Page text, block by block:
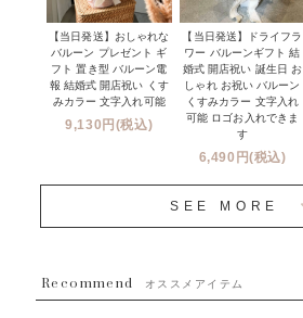
デコレーションセット
プロップスバルーン
オプション
成人式・卒業式・入学式バルーンブーケ
その他お祝い
クリスマス
新商品
~３０００円
~５５００円
セミオーダーについて
フリンジバルーンについて
コンフェッティバルーンについて
ハワイウェディングサービス
【当日発送】おしゃれな
バルーン プレゼント ギ
フト 置き型 バルーン電
報 結婚式 開店祝い くす
みカラー 文字入れ可能
9,130円(税込)
【当日発送】ドライフラ
ワー バルーンギフト 結
婚式 開店祝い 誕生日 お
しゃれ お祝い バルーン
くすみカラー 文字入れ
可能 ロゴお入れできま
す
6,490円(税込)
SEE MORE
Recommend オススメアイテム